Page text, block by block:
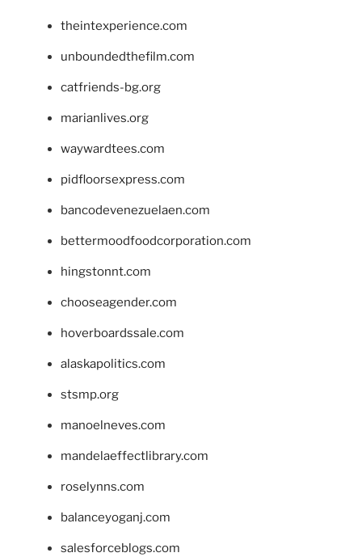
theintexperience.com
unboundedthefilm.com
catfriends-bg.org
marianlives.org
waywardtees.com
pidfloorsexpress.com
bancodevenezuelaen.com
bettermoodfoodcorporation.com
hingstonnt.com
chooseagender.com
hoverboardssale.com
alaskapolitics.com
stsmp.org
manoelneves.com
mandelaeffectlibrary.com
roselynns.com
balanceyoganj.com
salesforceblogs.com